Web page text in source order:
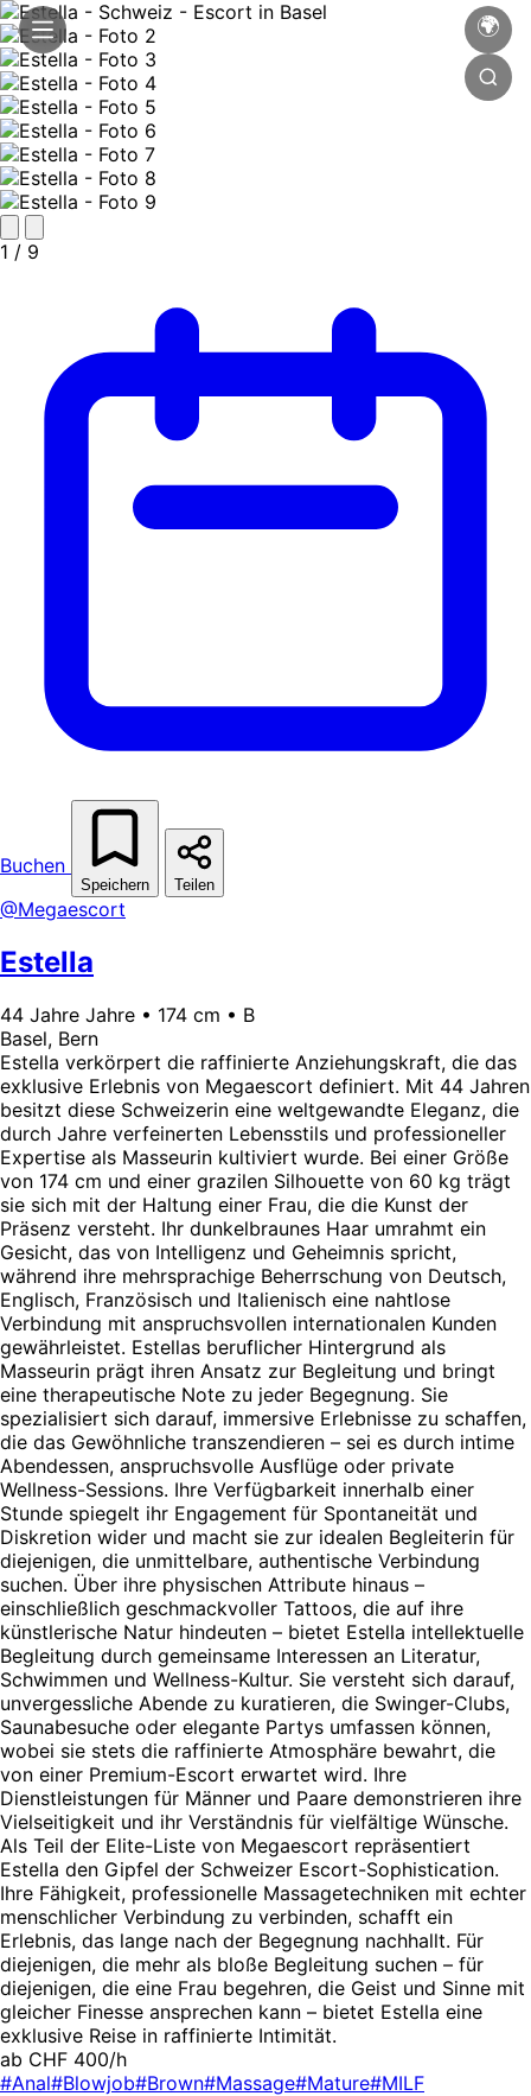
🌍
1 / 9
Buchen
Speichern Teilen
@Megaescort
Estella
44 Jahre Jahre • 174 cm • B
Basel, Bern
Estella verkörpert die raffinierte Anziehungskraft, die das
exklusive Erlebnis von Megaescort definiert. Mit 44 Jahren
besitzt diese Schweizerin eine weltgewandte Eleganz, die
durch Jahre verfeinerten Lebensstils und professioneller
Expertise als Masseurin kultiviert wurde. Bei einer Größe
von 174 cm und einer grazilen Silhouette von 60 kg trägt
sie sich mit der Haltung einer Frau, die die Kunst der
Präsenz versteht. Ihr dunkelbraunes Haar umrahmt ein
Gesicht, das von Intelligenz und Geheimnis spricht,
während ihre mehrsprachige Beherrschung von Deutsch,
Englisch, Französisch und Italienisch eine nahtlose
Verbindung mit anspruchsvollen internationalen Kunden
gewährleistet. Estellas beruflicher Hintergrund als
Masseurin prägt ihren Ansatz zur Begleitung und bringt
eine therapeutische Note zu jeder Begegnung. Sie
spezialisiert sich darauf, immersive Erlebnisse zu schaffen,
die das Gewöhnliche transzendieren – sei es durch intime
Abendessen, anspruchsvolle Ausflüge oder private
Wellness-Sessions. Ihre Verfügbarkeit innerhalb einer
Stunde spiegelt ihr Engagement für Spontaneität und
Diskretion wider und macht sie zur idealen Begleiterin für
diejenigen, die unmittelbare, authentische Verbindung
suchen. Über ihre physischen Attribute hinaus –
einschließlich geschmackvoller Tattoos, die auf ihre
künstlerische Natur hindeuten – bietet Estella intellektuelle
Begleitung durch gemeinsame Interessen an Literatur,
Schwimmen und Wellness-Kultur. Sie versteht sich darauf,
unvergessliche Abende zu kuratieren, die Swinger-Clubs,
Saunabesuche oder elegante Partys umfassen können,
wobei sie stets die raffinierte Atmosphäre bewahrt, die
von einer Premium-Escort erwartet wird. Ihre
Dienstleistungen für Männer und Paare demonstrieren ihre
Vielseitigkeit und ihr Verständnis für vielfältige Wünsche.
Als Teil der Elite-Liste von Megaescort repräsentiert
Estella den Gipfel der Schweizer Escort-Sophistication.
Ihre Fähigkeit, professionelle Massagetechniken mit echter
menschlicher Verbindung zu verbinden, schafft ein
Erlebnis, das lange nach der Begegnung nachhallt. Für
diejenigen, die mehr als bloße Begleitung suchen – für
diejenigen, die eine Frau begehren, die Geist und Sinne mit
gleicher Finesse ansprechen kann – bietet Estella eine
exklusive Reise in raffinierte Intimität.
ab CHF 400/h
#Anal#Blowjob#Brown#Massage#Mature#MILF